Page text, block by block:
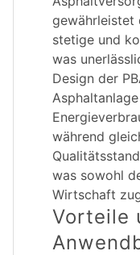
gewährleistet
stetige und
was
Design der
während
was sowohl
Wirtschaft
Vorteile